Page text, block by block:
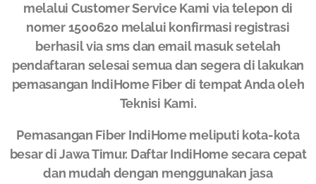
melalui Customer Service Kami via telepon di
nomer 1500620 melalui konfirmasi registrasi
berhasil via sms dan email masuk setelah
pendaftaran selesai semua dan segera di lakukan
pemasangan IndiHome Fiber di tempat Anda oleh
Teknisi Kami.
Pemasangan Fiber IndiHome meliputi kota-kota
besar di Jawa Timur. Daftar IndiHome secara cepat
dan mudah dengan menggunakan jasa